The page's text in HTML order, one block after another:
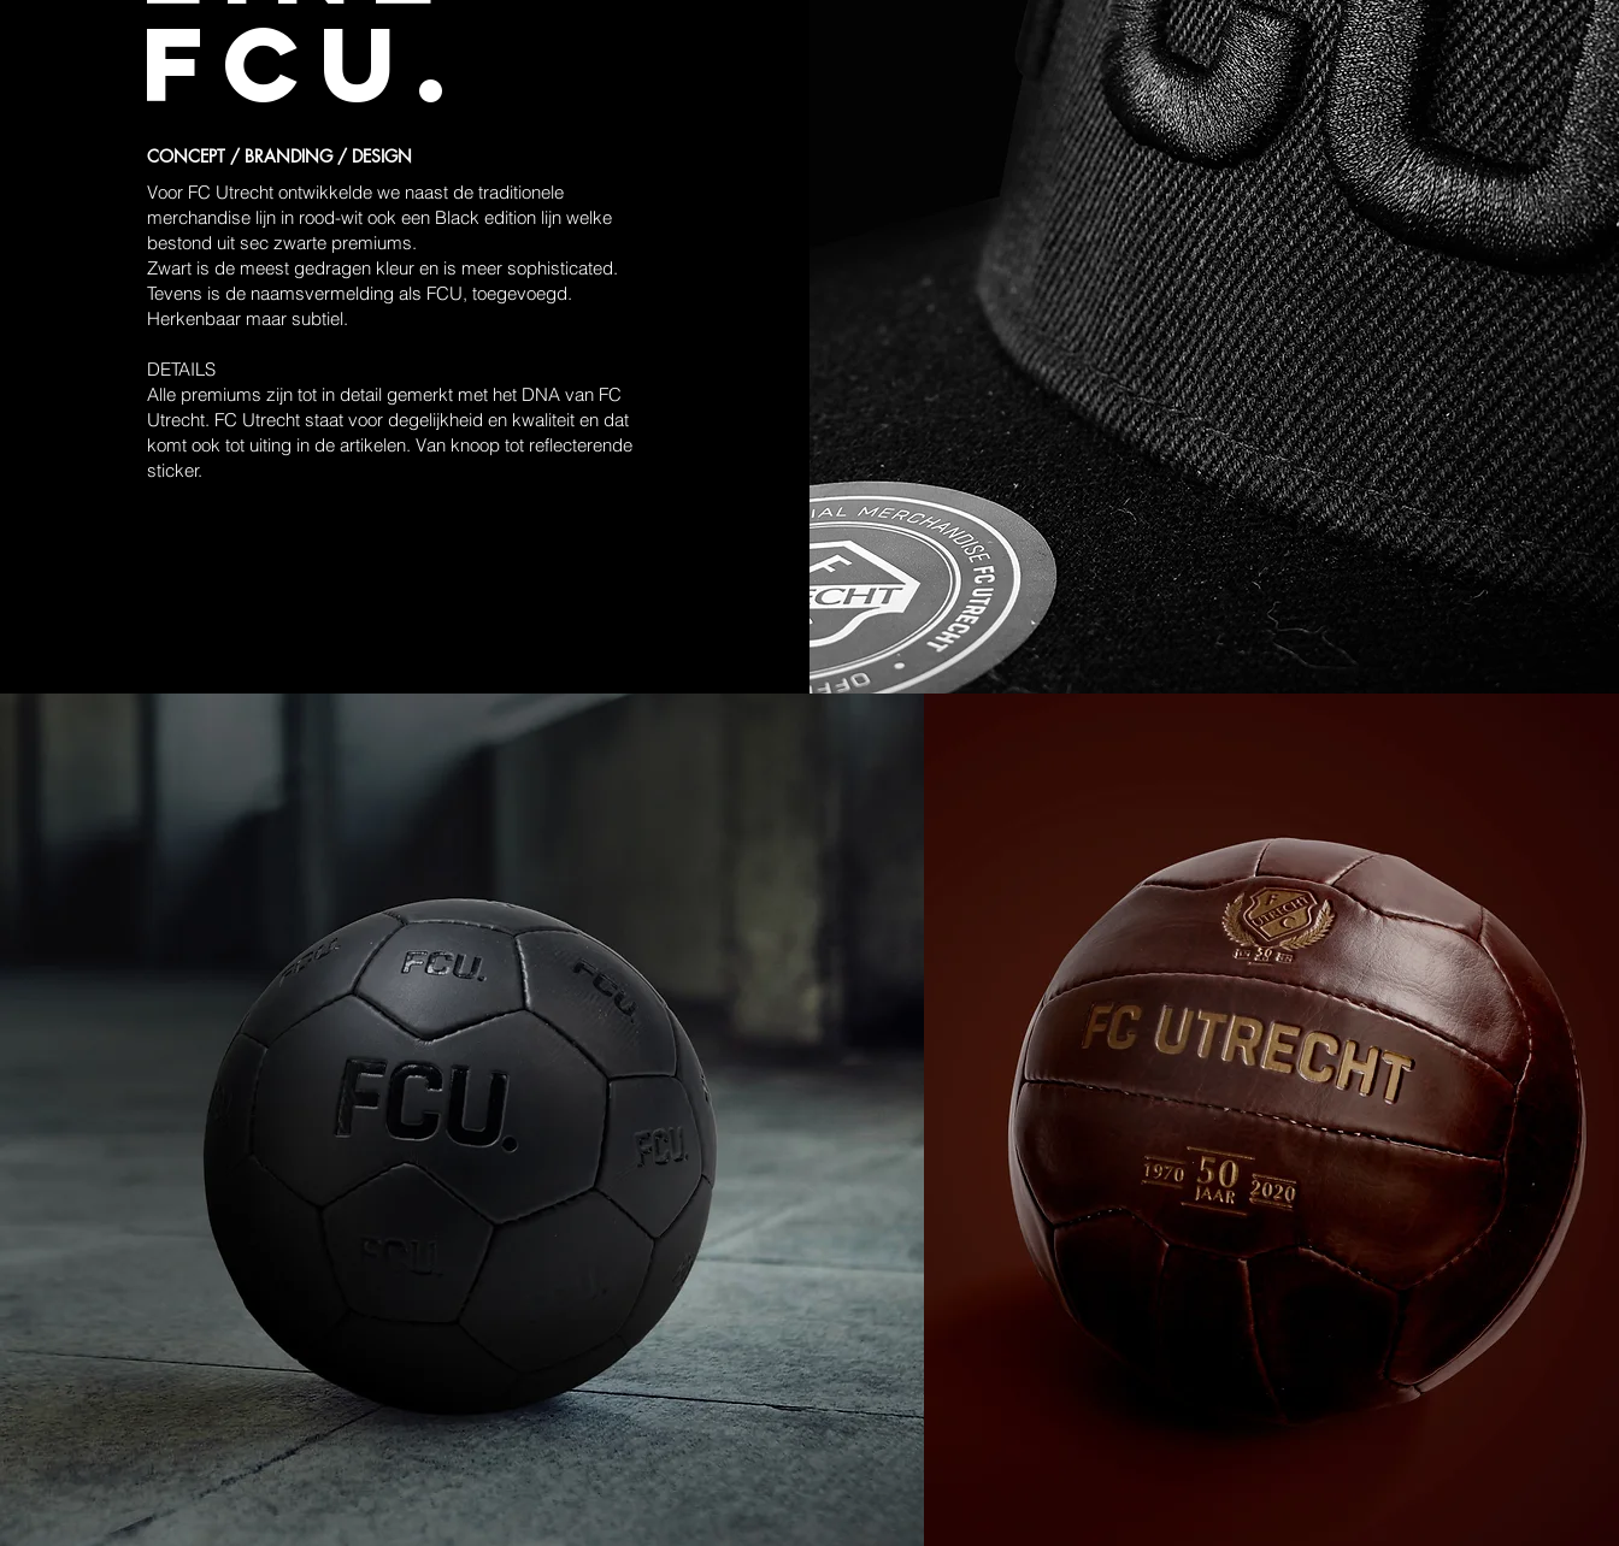
FCU.
CONCEPT / BRANDING / DESIGN
Voor FC Utrecht ontwikkelde we naast de traditionele
merchandise lijn in rood-wit ook een Black edition lijn welke
bestond uit sec zwarte premiums.
Zwart is de meest gedragen kleur en is meer sophisticated.
Tevens is de naamsvermelding als FCU, toegevoegd.
Herkenbaar maar subtiel.
DETAILS
Alle premiums zijn tot in detail gemerkt met het DNA van FC
Utrecht. FC Utrecht staat voor degelijkheid en kwaliteit en dat
komt ook tot uiting in de artikelen. Van knoop tot reflecterende
sticker.